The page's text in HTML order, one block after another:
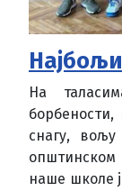
На
снагу,
општинском
наше школе